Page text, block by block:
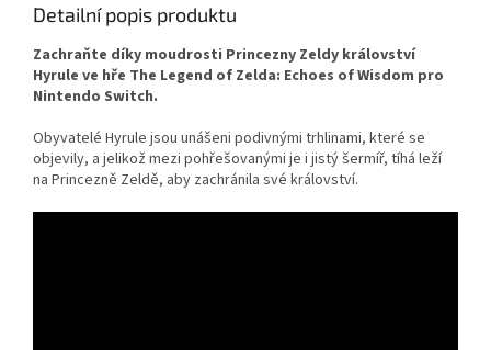
Detailní popis produktu
Zachraňte díky moudrosti Princezny Zeldy království
Hyrule ve hře The Legend of Zelda: Echoes of Wisdom pro
Nintendo Switch.
Obyvatelé Hyrule jsou unášeni podivnými trhlinami, které se
objevily, a jelikož mezi pohřešovanými je i jistý šermíř, tíhá leží
na Princezně Zeldě, aby zachránila své království.